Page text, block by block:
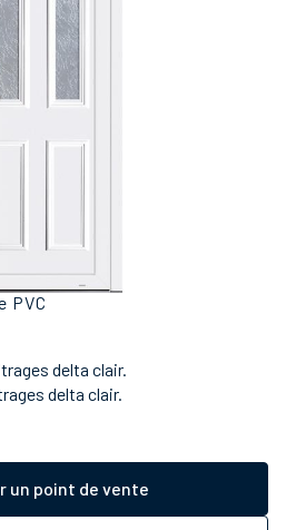
PVC
delta clair.
delta clair.
un point de vente